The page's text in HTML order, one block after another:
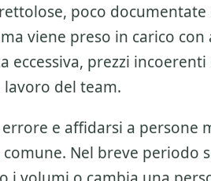
poco
viene preso in carico
eccessiva, prezzi
del team.
e affidarsi a persone
Nel breve periodo